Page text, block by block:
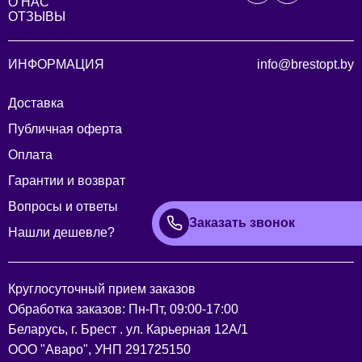
ОТЗЫВЫ
ИНФОРМАЦИЯ
Доставка
Публичная оферта
Оплата
Гарантии и возврат
Вопросы и ответы
Нашли дешевле?
info@brestopt.by
Заказать звонок
Круглосуточный прием заказов
Обработка заказов: Пн-Пт, 09:00-17:00
Беларусь, г. Брест . ул. Карьерная 12А/1
ООО "Аваро", УНП 291725150